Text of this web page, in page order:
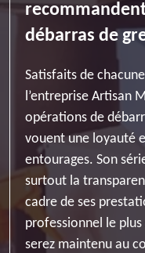
débarras de
Satisfaits de
l’entreprise Artisan
opérations de
vouent une loyauté
entourages. Son
surtout la
cadre de ses
professionnel le
serez maintenu au